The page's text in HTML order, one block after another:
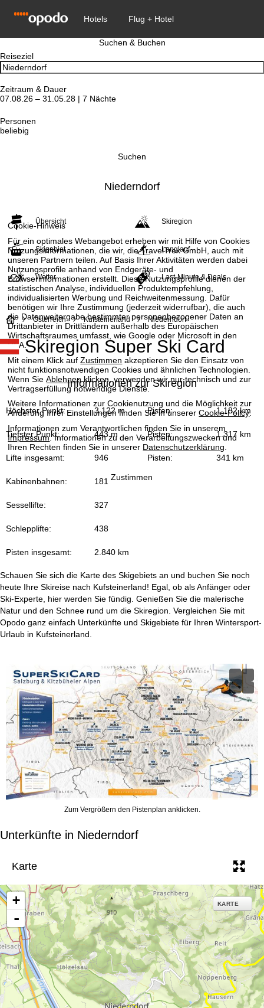
Cookie-Hinweis
Für ein optimales Webangebot erheben wir mit Hilfe von Cookies
Nutzungsinformationen, die wir, die TravelTrex GmbH, auch mit
unseren Partnern teilen. Auf Basis Ihrer Aktivitäten werden dabei
Nutzungsprofile anhand von Endgeräte- und
Browserinformationen erstellt. Diese Nutzungsprofile dienen der
statistischen Analyse, individuellen Produktempfehlung,
individualisierten Werbung und Reichweitenmessung. Dafür
benötigen wir Ihre Zustimmung (jederzeit widerrufbar), die auch
die Datenweitergabe bestimmter personenbezogener Daten an
Drittanbieter in Drittländern außerhalb des Europäischen
Wirtschaftsraumes umfasst, wie Google oder Microsoft in den
USA.
Mit einem Klick aufZustimmen akzeptieren Sie den Einsatz von
nicht funktionsnotwendigen Cookies und ähnlichen Technologien.
Wenn SieAblehnenklicken, verwenden wir nur technisch und zur
Vertragserfüllung notwendige Dienste.
Weitere Informationen zur Cookienutzung und die Möglichkeit zur
Änderung Ihrer Einstellungen finden Sie in unsererCookie-Policy.
Informationen zum Verantwortlichen finden Sie in unserem
Impressum. Informationen zu den Verarbeitungszwecken und
Ihren Rechten finden Sie in unserer Datenschutzerklärung
Zustimmen
Suchen & Buchen
Reiseziel
Zeitraum & Dauer
07.08.26 – 31.05.28 | 7 Nächte
Personen
beliebig
Suchen
Niederndorf
Übersicht Skiregion
Skigebiet Langlauf
Wetter Last-Minute & Deals
S
t
a
r
t
s
Österreich Kufsteinerland Niederndorf
Skiregion Super Ski Card
Informationen zur Skiregion
Höchster Punkt: 3.122 m Pisten: 1.182 km
Tiefster Punkt: 443 m Pisten: 1.317 km
Lifte insgesamt: 946 Pisten: 341 km
Kabinenbahnen: 181
Sessellifte: 327
Schlepplifte: 438
Pisten insgesamt: 2.840 km
Schauen Sie sich die Karte des Skigebiets an und buchen Sie noch
heute Ihre Skireise nach Kufsteinerland! Egal, ob als Anfänger oder
Ski-Experte, hier werden Sie fündig. Genießen Sie die malerische
Natur und den Schnee rund um die Skiregion. Vergleichen Sie mit
Opodo ganz einfach Unterkünfte und Skigebiete für Ihren Wintersport-
Urlaub in Kufsteinerland.
Zum Vergrößern den Pistenplan anklicken.
Unterkünfte in Niederndorf
Karte
+
-
KARTE